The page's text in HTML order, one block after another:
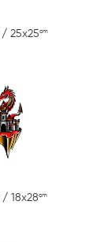
/ 25x25cm
/ 18x28cm